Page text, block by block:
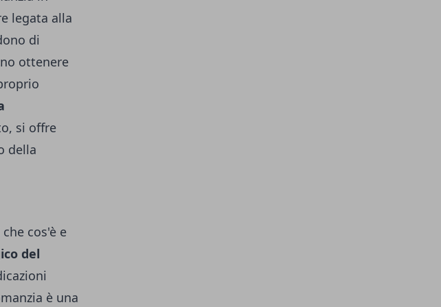
legata alla
di
ottenere
si offre
della
cos'è e
del
è una